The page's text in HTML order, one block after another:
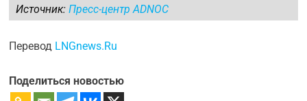
Источник:Пресс-центр ADNOC
Перевод LNGnews.Ru
Поделиться новостью